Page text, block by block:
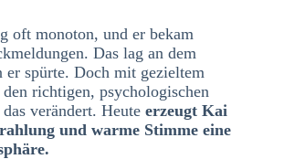
oft monoton, und er bekam
Das lag an dem
er spürte. Doch mit gezieltem
richtigen, psychologischen
verändert. Heute erzeugt Kai
und warme Stimme eine